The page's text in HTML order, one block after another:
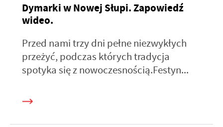
Dymarki w Nowej Słupi. Zapowiedź
wideo.
Przed nami trzy dni pełne niezwykłych
przeżyć, podczas których tradycja
spotyka się z nowoczesnością.Festyn...